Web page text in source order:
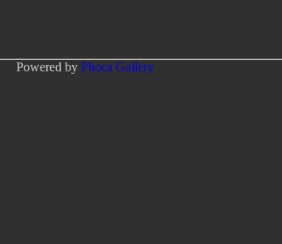
Powered by Phoca Gallery